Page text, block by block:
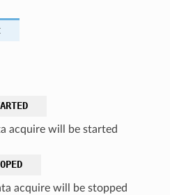
acquire will be started
acquire will be stopped